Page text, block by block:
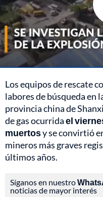
Los equipos de rescate
labores de búsqueda en
provincia china de
de gas ocurridael
muertosy se convirtió
mineros más graves
últimos años.
Síganos en nuestro
noticias de mayor interés